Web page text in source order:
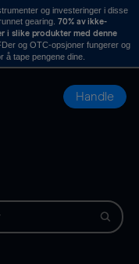
og investeringer i disse
gearing. 70% av ikke-
i slike produkter med denne
og OTC-opsjoner fungerer og
å tape pengene dine.
Handle